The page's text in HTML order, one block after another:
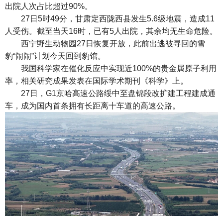
出院人次占比超过90%。
27日5时49分，甘肃定西陇西县发生5.6级地震，造成11
人受伤。截至当天16时，已有5人出院，其余均无生命危险。
西宁野生动物园27日恢复开放，此前出逃被寻回的雪
豹“闹闹”计划今天回到豹馆。
我国科学家在催化反应中实现近100%的贵金属原子利用
率，相关研究成果发表在国际学术期刊《科学》上。
27日，G1京哈高速公路绥中至盘锦段改扩建工程建成通
车，成为国内首条拥有长距离十车道的高速公路。